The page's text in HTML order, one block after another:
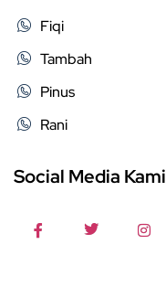
Fiqi
Tambah
Pinus
Rani
Social Media Kami